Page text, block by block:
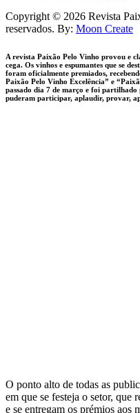
facebook-
1
instagram
Copyright © 2026 Revista
reservados. By: Moon Create
A revista Paixão Pelo Vinho provou e
cega. Os vinhos e espumantes que se
foram oficialmente premiados,
Paixão Pelo Vinho Excelência” e
passado dia 7 de março e foi partilhado
puderam participar, aplaudir, provar,
O ponto alto de todas as
em que se festeja o setor, que
e se entregam os prémios aos